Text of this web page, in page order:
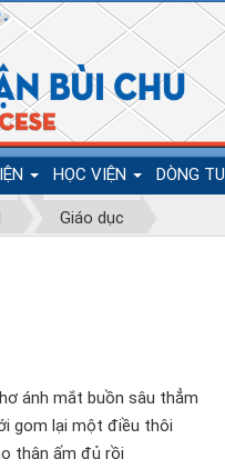
HỌC VIỆN DÒNG TU
Giáo dục
ánh mắt buồn sâu thẳm
gom lại một điều thôi
thân ấm đủ rồi